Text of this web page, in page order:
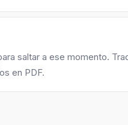
saltar a ese momento.
en PDF.